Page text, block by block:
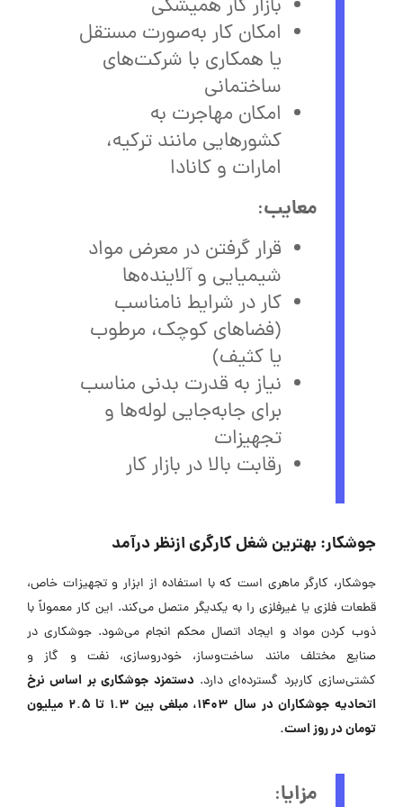
بازار کار همیشگی
امکان کار به‌صورت مستقل
یا همکاری با شرکت‌های
ساختمانی
امکان مهاجرت به
کشورهایی مانند ترکیه،
امارات و کانادا
معایب:
قرار گرفتن در معرض مواد
شیمیایی و آلاینده‌ها
کار در شرایط نامناسب
(فضاهای کوچک، مرطوب
یا کثیف)
نیاز به قدرت بدنی مناسب
برای جابه‌جایی لوله‌ها و
تجهیزات
رقابت بالا در بازار کار
جوشکار: بهترین شغل کارگری ازنظر درآمد
جوشکار، کارگر ماهری است که با استفاده از ابزار و تجهیزات خاص،
قطعات فلزی یا غیرفلزی را به یکدیگر متصل می‌کند. این کار معمولاً با
ذوب کردن مواد و ایجاد اتصال محکم انجام می‌شود. جوشکاری در
صنایع مختلف مانند ساخت‌وساز، خودروسازی، نفت و گاز و
کشتی‌سازی کاربرد گسترده‌ای دارد. دستمزد جوشکاری بر اساس نرخ
اتحادیه جوشکاران در سال 1403، مبلغی بین 1.3 تا 2.5 میلیون
تومان در روز است.
مزایا: